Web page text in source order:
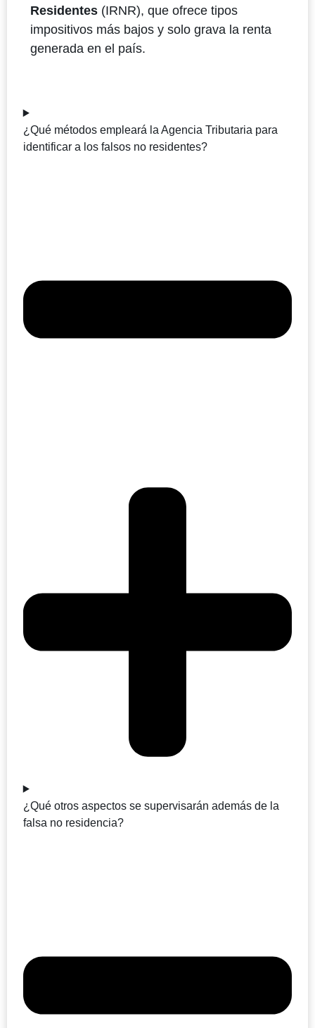
Residentes(IRNR), que ofrece tipos
impositivos más bajos y solo grava la renta
generada en el país.
¿Qué métodos empleará la Agencia Tributaria para
identificar a los falsos no residentes?
¿Qué otros aspectos se supervisarán además de la
falsa no residencia?